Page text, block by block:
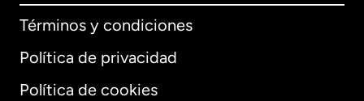
Términos y condiciones
Política de privacidad
Política de cookies